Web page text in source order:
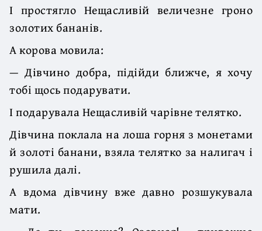
І простягло Нещасливій величезне гроно
золотих бананів.
А корова мовила:
— Дівчино добра, підійди ближче, я хочу
тобі щось подарувати.
І подарувала Нещасливій чарівне телятко.
Дівчина поклала на лоша горня з монетами
й золоті банани, взяла телятко за налигач і
рушила далі.
А вдома дівчину вже давно розшукувала
мати.